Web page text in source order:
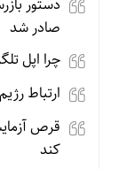
صادر شد
چرا اپل
ارتباط
کند